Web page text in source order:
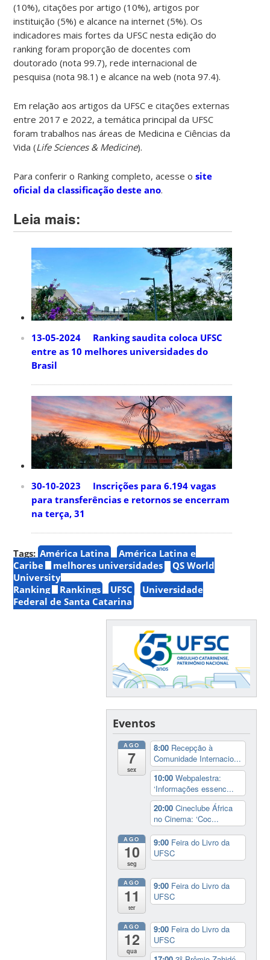
(10%), citações por artigo (10%), artigos por
instituição (5%) e alcance na internet (5%). Os
indicadores mais fortes da UFSC nesta edição do
ranking foram proporção de docentes com
doutorado (nota 99.7), rede internacional de
pesquisa (nota 98.1) e alcance na web (nota 97.4).
Em relação aos artigos da UFSC e citações externas
entre 2017 e 2022, a temática principal da UFSC
foram trabalhos nas áreas de Medicina e Ciências da
Vida (Life Sciences & Medicine).
Para conferir o Ranking completo, acesse osite
oficial da classificação deste ano.
Leia mais:
13-05-2024 Ranking saudita coloca UFSC
entre as 10 melhores universidades do
Brasil
30-10-2023 Inscrições para 6.194 vagas
para transferências e retornos se encerram
na terça, 31
Tags: América Latina
América Latina e
Caribe
melhores universidades
QS World
University
Ranking
Rankings UFSC
Universidade
Federal de Santa Catarina
Eventos
AGO
7
sex
8:00 Recepção à
Comunidade Internacio...
10:00Webpalestra:
‘Informações essenc...
20:00Cineclube África
no Cinema: ‘Coc...
AGO
10
seg
9:00 Feira do Livro da
UFSC
AGO
11
ter
9:00 Feira do Livro da
UFSC
AGO
12
qua
9:00 Feira do Livro da
UFSC